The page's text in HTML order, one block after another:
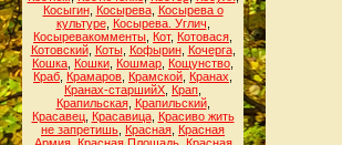
Косыгин, Косырева, Косырева о
культуре, Косырева. Углич
Косыревакомменты Кот, Котовася
Котовский, Коты, Кофырин, Кочерга,
Кошка Кошки Кошмар Кощунство
Краб Крамаров Крамской Кранах
Кранах-старшийХ Крап
Крапильская, Крапильский,
Красавец, Красавица, Красиво жить
не запретишь Красная Красная